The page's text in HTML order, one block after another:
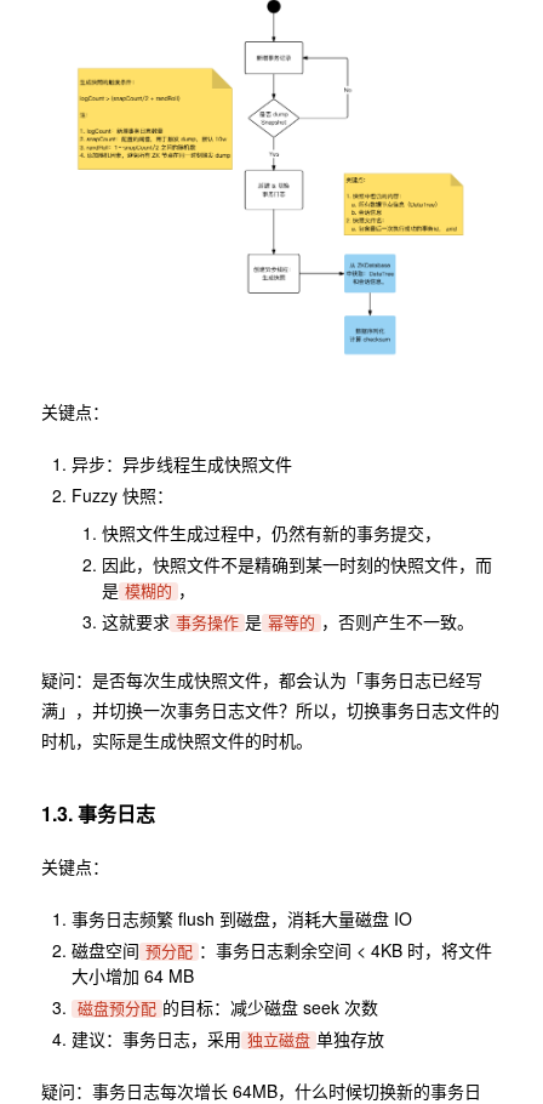
关键点：
异步：异步线程生成快照文件
Fuzzy 快照：
快照文件生成过程中，仍然有新的事务提交，
因此，快照文件不是精确到某一时刻的快照文件，而
是 模糊的 ，
这就要求 事务操作 是 幂等的 ，否则产生不一致。
疑问：是否每次生成快照文件，都会认为「事务日志已经写
满」，并切换一次事务日志文件？所以，切换事务日志文件的
时机，实际是生成快照文件的时机。
1.3. 事务日志
关键点：
事务日志频繁 flush 到磁盘，消耗大量磁盘 IO
磁盘空间 预分配 ：事务日志剩余空间 < 4KB 时，将文件
大小增加 64 MB
磁盘预分配 的目标：减少磁盘 seek 次数
建议：事务日志，采用 独立磁盘 单独存放
疑问：事务日志每次增长 64MB，什么时候切换新的事务日